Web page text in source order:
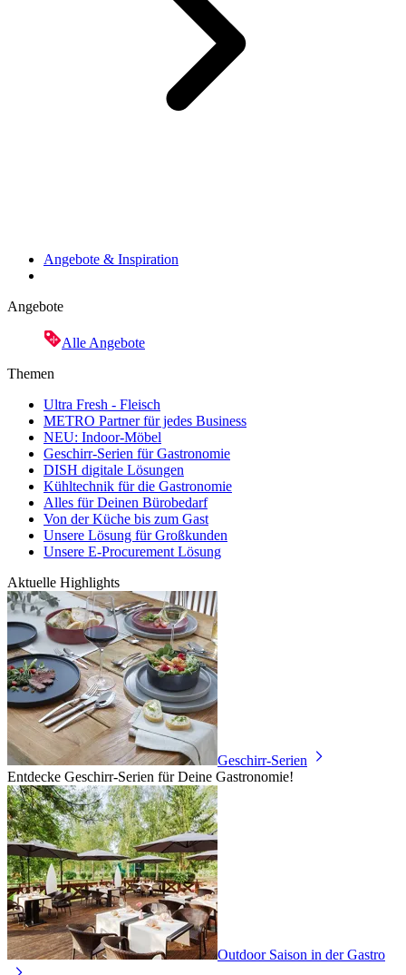
Angebote & Inspiration
Angebote
Alle Angebote
Themen
Ultra Fresh - Fleisch
METRO Partner für jedes Business
NEU: Indoor-Möbel
Geschirr-Serien für Gastronomie
DISH digitale Lösungen
Kühltechnik für die Gastronomie
Alles für Deinen Bürobedarf
Von der Küche bis zum Gast
Unsere Lösung für Großkunden
Unsere E-Procurement Lösung
Aktuelle Highlights
Geschirr-Serien
Entdecke Geschirr-Serien für Deine Gastronomie!
Outdoor Saison in der Gastro